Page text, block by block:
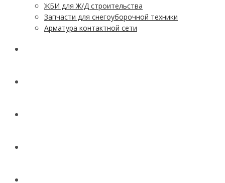
ЖБИ для Ж/Д строительства
Запчасти для снегоуборочной техники
Арматура контактной сети